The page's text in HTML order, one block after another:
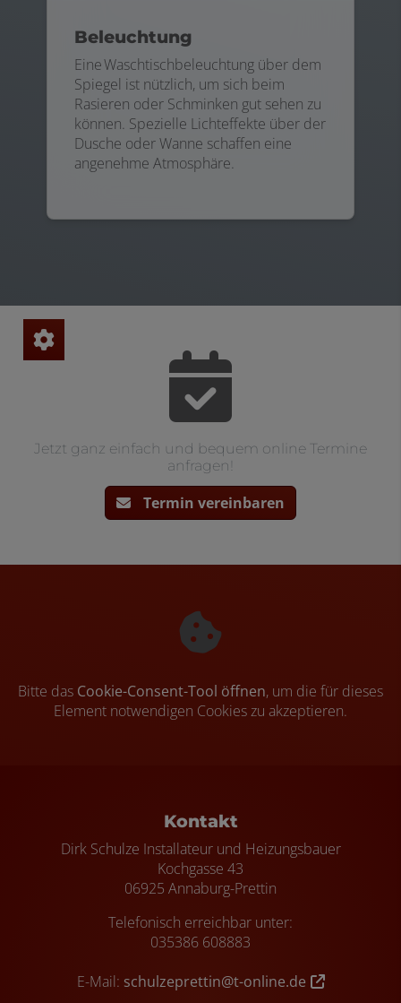
Beleuchtung
Eine Waschtischbeleuchtung über dem
Spiegel ist nützlich, um sich beim
Rasieren oder Schminken gut sehen zu
können. Spezielle Lichteffekte über der
Dusche oder Wanne schaffen eine
angenehme Atmosphäre.
Jetzt ganz einfach und bequem online Termine
anfragen!
Termin vereinbaren
Bitte das Cookie-Consent-Tool öffnen, um die für dieses
Element notwendigen Cookies zu akzeptieren.
Footer - Kontaktdaten und
Kontakt
Dirk Schulze Installateur und Heizungsbauer
Kochgasse 43
06925 Annaburg-Prettin
Telefonisch erreichbar unter:
035386 608883
E-Mail: schulzeprettin@t-online.de